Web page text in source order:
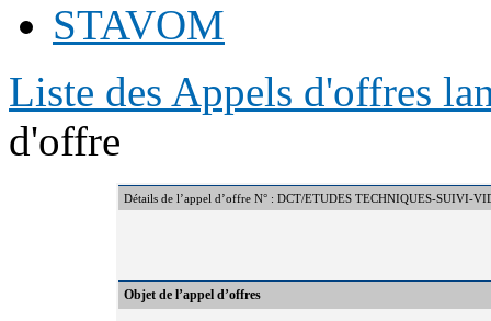
STAVOM
Liste des Appels d'offres
d'offre
Détails de l’appel d’offre N° : DCT/ETUDES TECHNIQUES-SUIVI-
Objet de l’appel d’offres